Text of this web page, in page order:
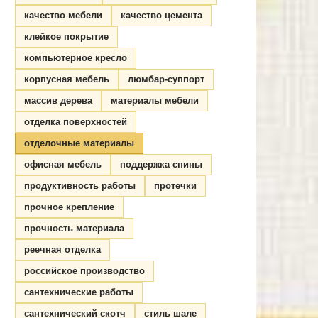
качество мебели
качество цемента
клейкое покрытие
компьютерное кресло
корпусная мебель
люмбар-суппорт
массив дерева
материалы мебели
отделка поверхностей
отделочные материалы
офисная мебель
поддержка спины
продуктивность работы
протечки
прочное крепление
прочность материала
реечная отделка
российское производство
сантехнические работы
сантехнический скотч
стиль шале